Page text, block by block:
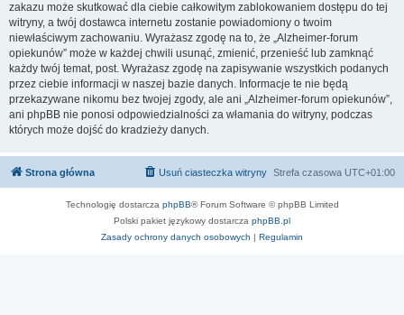
zakazu może skutkować dla ciebie całkowitym zablokowaniem dostępu do tej
witryny, a twój dostawca internetu zostanie powiadomiony o twoim
niewłaściwym zachowaniu. Wyrażasz zgodę na to, że „Alzheimer-forum
opiekunów” może w każdej chwili usunąć, zmienić, przenieść lub zamknąć
każdy twój temat, post. Wyrażasz zgodę na zapisywanie wszystkich podanych
przez ciebie informacji w naszej bazie danych. Informacje te nie będą
przekazywane nikomu bez twojej zgody, ale ani „Alzheimer-forum opiekunów”,
ani phpBB nie ponosi odpowiedzialności za włamania do witryny, podczas
których może dojść do kradzieży danych.
Strona główna Strefa czasowa UTC+01:00
Usuń ciasteczka witryny
Technologię dostarcza phpBB® Forum Software © phpBB Limited
Polski pakiet językowy dostarcza phpBB.pl
Zasady ochrony danych osobowych | Regulamin